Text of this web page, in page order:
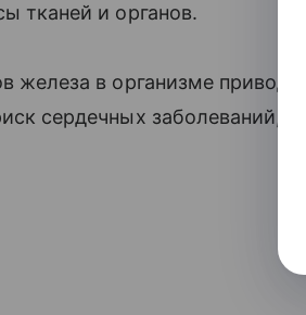
тканей и органов.
железа в организме
сердечных заболеваний,